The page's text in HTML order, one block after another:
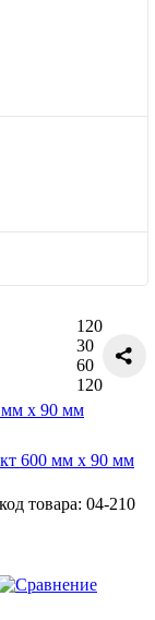
120
30
60
120
600 мм х 90 мм
код товара: 04-210